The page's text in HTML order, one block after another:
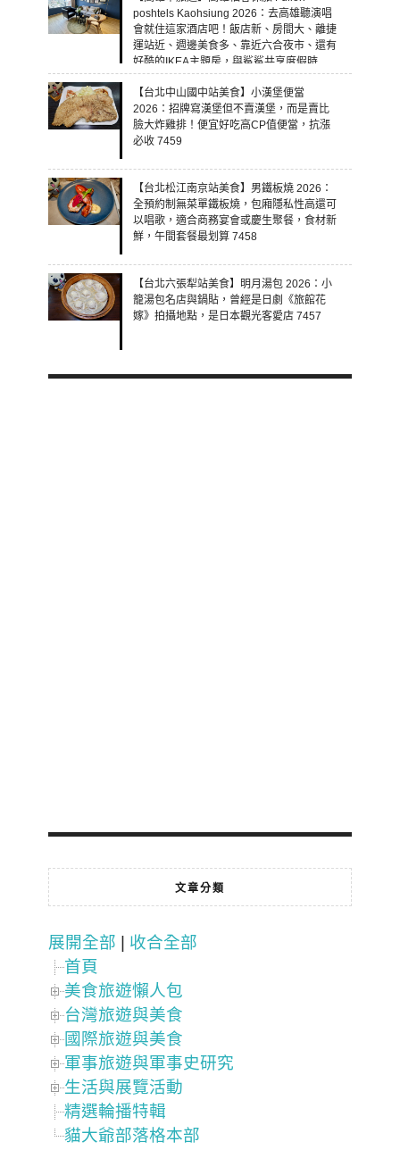
poshtels Kaohsiung 2026：去高雄聽演唱
會就住這家酒店吧！飯店新、房間大、離捷
運站近、週邊美食多、靠近六合夜市、還有
好酷的IKEA主題房，與鯊鯊共享度假時
光！ 7460
【台北中山國中站美食】小漢堡便當
2026：招牌寫漢堡但不賣漢堡，而是賣比
臉大炸雞排！便宜好吃高CP值便當，抗漲
必收 7459
【台北松江南京站美食】男鐵板燒 2026：
全預約制無菜單鐵板燒，包廂隱私性高還可
以唱歌，適合商務宴會或慶生聚餐，食材新
鮮，午間套餐最划算 7458
【台北六張犁站美食】明月湯包 2026：小
籠湯包名店與鍋貼，曾經是日劇《旅館花
嫁》拍攝地點，是日本觀光客愛店 7457
文章分類
展開全部 | 收合全部
首頁
美食旅遊懶人包
台灣旅遊與美食
國際旅遊與美食
軍事旅遊與軍事史研究
生活與展覽活動
精選輪播特輯
貓大爺部落格本部